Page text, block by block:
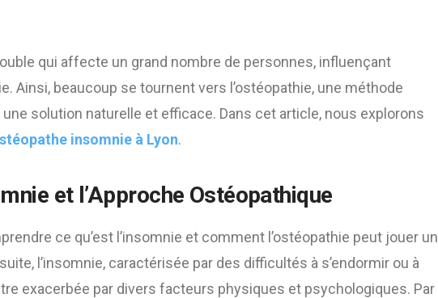
qui affecte un grand nombre de personnes, influençant
Ainsi, beaucoup se tournent vers l’ostéopathie, une méthode
solution naturelle et efficace. Dans cet article, nous explorons
insomnie à Lyon.
et l’Approche Ostéopathique
ce qu’est l’insomnie et comment l’ostéopathie peut jouer un
l’insomnie, caractérisée par des difficultés à s’endormir ou à
exacerbée par divers facteurs physiques et psychologiques. Par